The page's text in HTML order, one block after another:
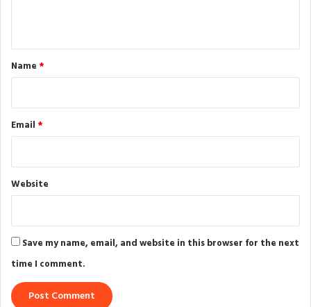
*
Name *
Email *
Website
Save my name, email, and website in this browser for the next
time I comment.